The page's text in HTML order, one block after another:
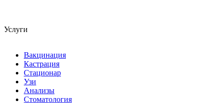
Услуги
Вакцинация
Кастрация
Стационар
Узи
Анализы
Стоматология